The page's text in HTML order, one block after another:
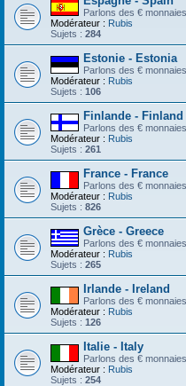
Parlons des €
Modérateur : Rubis
Sujets : 284
Estonie - Estonia
Parlons des €
Modérateur : Rubis
Sujets : 106
Finlande - Finland
Parlons des €
Modérateur : Rubis
Sujets : 261
France - France
Parlons des €
Modérateur : Rubis
Sujets : 826
Grèce - Greece
Parlons des €
Modérateur : Rubis
Sujets : 265
Irlande - Ireland
Parlons des €
Modérateur : Rubis
Sujets : 126
Italie - Italy
Parlons des €
Modérateur : Rubis
Sujets : 254